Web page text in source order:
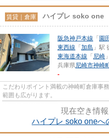
賃貸｜倉庫 ハイプレ soko one
阪急神戸本線 「 園
東西線 「 加島 」駅
東海道本線 「 尼崎
兵庫県尼崎市神崎
-
こだわりポイント満載の神崎町倉庫事
範囲も広がります。
現在空き情報
ハイプレ soko oneへ